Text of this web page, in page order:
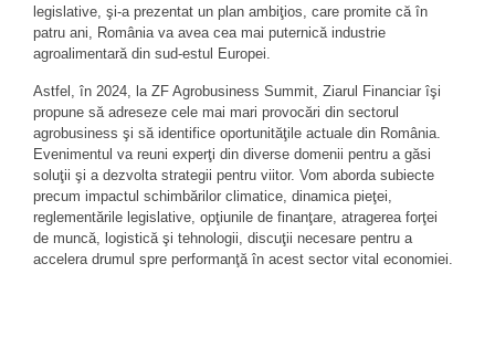
legislative, şi-a prezentat un plan ambiţios, care promite că în
patru ani, România va avea cea mai puternică industrie
agroalimentară din sud-estul Europei.
Astfel, în 2024, la ZF Agrobusiness Summit, Ziarul Financiar îşi
propune să adreseze cele mai mari provocări din sectorul
agrobusiness şi să identifice oportunităţile actuale din România.
Evenimentul va reuni experţi din diverse domenii pentru a găsi
soluţii şi a dezvolta strategii pentru viitor. Vom aborda subiecte
precum impactul schimbărilor climatice, dinamica pieţei,
reglementările legislative, opţiunile de finanţare, atragerea forţei
de muncă, logistică şi tehnologii, discuţii necesare pentru a
accelera drumul spre performanţă în acest sector vital economiei.